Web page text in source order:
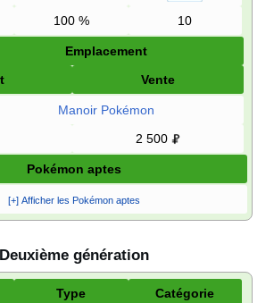
100 % 10
Emplacement
Vente
Manoir Pokémon
2 500
Pokémon aptes
[+] Afficher les Pokémon aptes
Deuxième génération
Type
Catégorie